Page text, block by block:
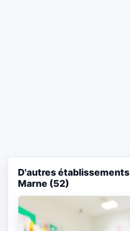
D'autres
Marne (52)